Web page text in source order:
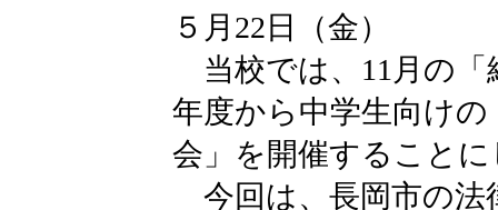
５月22日（金）
当校では、11月の「
年度から中学生向け
会」を開催すること
今回は、長岡市の法